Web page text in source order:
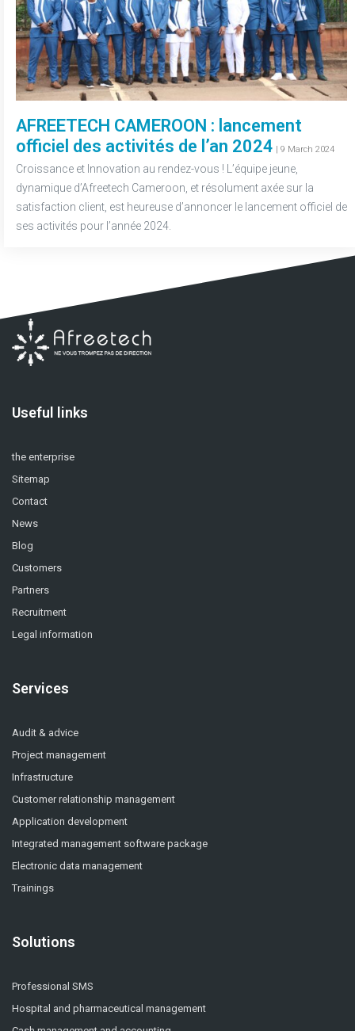
AFREETECH CAMEROON : lancement
officiel des activités de l’an 2024
| 9 March 2024
Croissance et Innovation au rendez-vous ! L’équipe jeune,
dynamique d’Afreetech Cameroon, et résolument axée sur la
satisfaction client, est heureuse d’annoncer le lancement officiel de
ses activités pour l’année 2024.
Useful links
the enterprise
Sitemap
Contact
News
Blog
Customers
Partners
Recruitment
Legal information
Services
Audit & advice
Project management
Infrastructure
Customer relationship management
Application development
Integrated management software package
Electronic data management
Trainings
Solutions
Professional SMS
Hospital and pharmaceutical management